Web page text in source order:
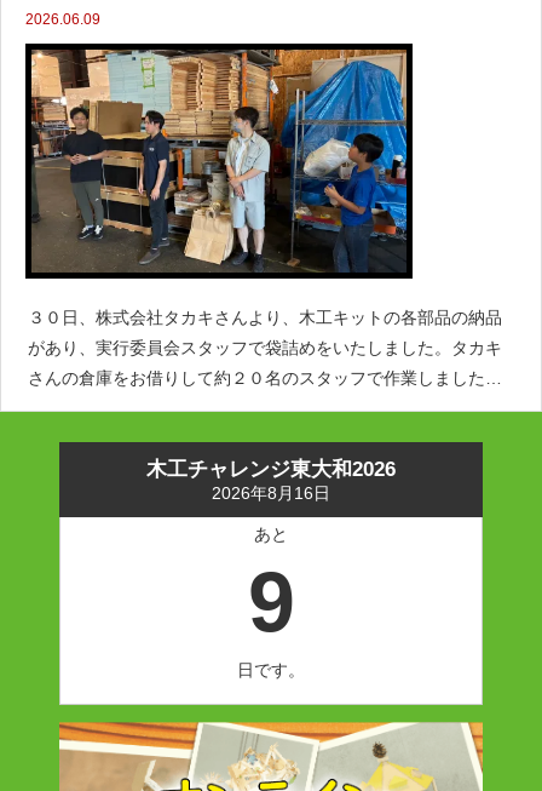
2026.06.09
３０日、株式会社タカキさんより、木工キットの各部品の納品
があり、実行委員会スタッフで袋詰めをいたしました。タカキ
さんの倉庫をお借りして約２０名のスタッフで作業しました各
協力店へは６月下旬にお届け予定です。今年もよろしくお願い
します！
木工チャレンジ東大和2026
2026年8月16日
あと
9
日です。